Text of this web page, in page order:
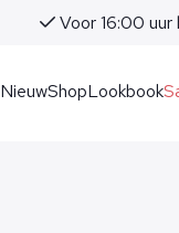
Voor 16:00 uur
NieuwShopLookbook